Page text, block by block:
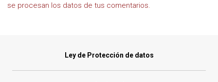
se procesan los datos de tus comentarios.
Ley de Protección de datos